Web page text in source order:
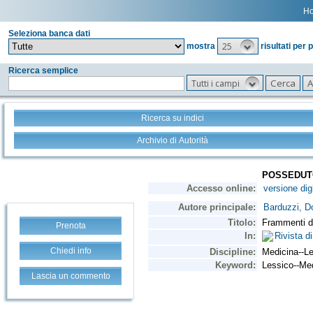
Seleziona banca dati
mostra
25 risultati per
Ricerca semplice
Tutti i campi
Ricerca su indici
Archivio di Autorità
Prenota
Chiedi info
Lascia un commento